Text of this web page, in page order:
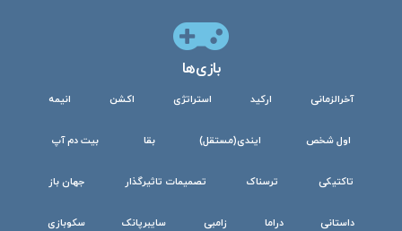
بازی‌ها
آخرالزمانی ارکید استراتژی اکشن انیمه
اول شخص ایندی(مستقل) بقا بیت دم آپ
تاکتیکی ترسناک تصمیمات تاثیرگذار جهان باز
داستانی دراما زامبی سایبرپانک سکوبازی